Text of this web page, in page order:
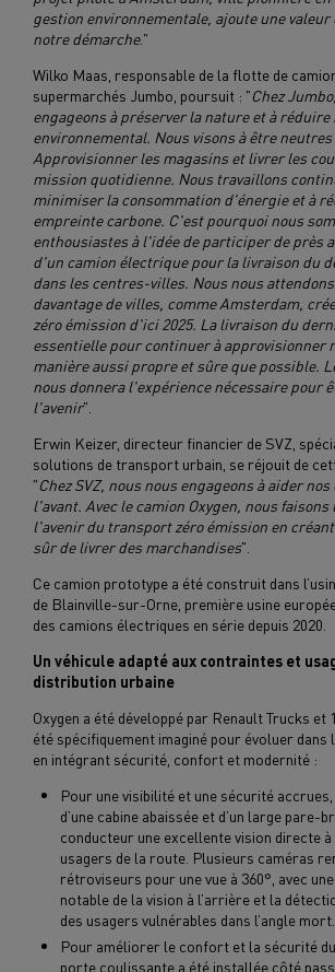
gestion environnementale, ajoute une valeur
notre démarche."
Wilko Maas, responsable de la flotte de
supermarchés Jumbo, poursuit : "Chez
engageons à préserver la nature et à
environnemental. Nous visons à être neutres
Approvisionner les magasins et livrer les
mission quotidienne. Nous travaillons
minimiser la consommation d'énergie et à
empreinte carbone. C'est pourquoi nous
enthousiastes à l'idée de participer de près
d'un camion électrique pour la livraison du
dans les centres-villes. Nous nous attendons
davantage de villes, comme Amsterdam,
zéro émission d'ici 2025. La livraison du
essentielle pour continuer à approvisionner
manière aussi propre et sûre que possible.
nous donnera l'expérience nécessaire pour
l'avenir".
Erwin Keizer, directeur financier de SVZ,
solutions de transport urbain, se réjouit de
"Chez SVZ, nous nous engageons à aider
l'avant. Avec le camion Oxygen, nous faisons
l'avenir du transport zéro émission en
sûr de livrer des marchandises".
Ce camion prototype a été construit dans
de Blainville-sur-Orne, première usine
des camions électriques en série depuis 2020.
Un véhicule adapté aux contraintes et
distribution urbaine
Oxygen a été développé par Renault Trucks et
été spécifiquement imaginé pour évoluer dans
en intégrant sécurité, confort et modernité :
Pour une visibilité et une sécurité
d’une cabine abaissée et d’un large pare-
conducteur une excellente vision directe à
usagers de la route. Plusieurs caméras
rétroviseurs pour une vue à 360°, avec
notable de la vision à l’arrière et la
des usagers vulnérables dans l’angle mort.
Pour améliorer le confort et la sécurité
porte coulissante a été installée côté